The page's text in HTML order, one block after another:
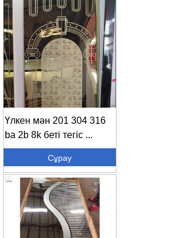
Үлкен мән 201 304 316
ba 2b 8k беті тегіс ...
Сұрау